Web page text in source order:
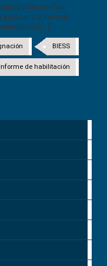
para que los
pasar a la fase de
[...]
BIESS
Informe de habilitación